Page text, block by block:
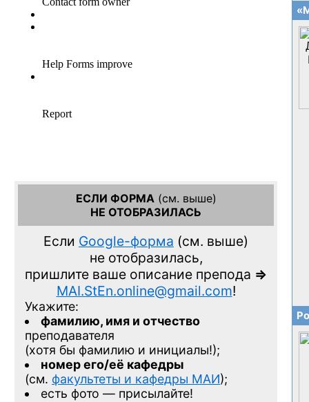
ЕСЛИ ФОРМА(см. выше)
НЕ ОТОБРАЗИЛАСЬ
Если Google-форма (см. выше)
не отобразилась,
пришлите ваше описание препода =>
MAI.StEn.online@gmail.com!
Укажите:
фамилию, имя и отчество
преподавателя
(хотя бы фамилию и инициалы!);
номер его/её кафедры
(см. факультеты и кафедры МАИ);
есть фото — присылайте!